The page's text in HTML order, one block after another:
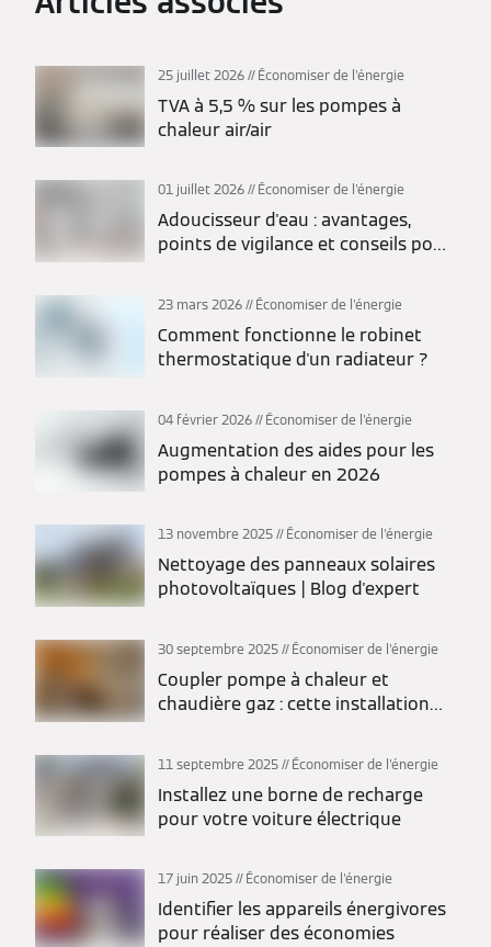
25 juillet 2026 Économiser de l'énergie
TVA à 5,5 % sur les pompes à
chaleur air/air
01 juillet 2026 Économiser de l'énergie
Adoucisseur d'eau : avantages,
points de vigilance et conseils pour
23 mars 2026 Économiser de l'énergie
Comment fonctionne le robinet
thermostatique d'un radiateur ?
04 février 2026 Économiser de l'énergie
Augmentation des aides pour les
pompes à chaleur en 2026
13 novembre 2025 Économiser de l'énergie
Nettoyage des panneaux solaires
photovoltaïques | Blog d'expert
30 septembre 2025 Économiser de l'énergie
Coupler pompe à chaleur et
chaudière gaz : cette installation
11 septembre 2025 Économiser de l'énergie
Installez une borne de recharge
pour votre voiture électrique
17 juin 2025 Économiser de l'énergie
Identifier les appareils énergivores
pour réaliser des économies